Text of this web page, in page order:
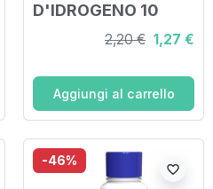
D'IDROGENO 10
VOLUMI FU 200 G
2,20 € 1,27 €
Aggiungi al carrello
-46%
favorite_border